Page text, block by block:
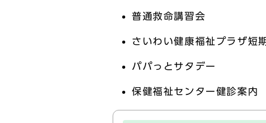
普通救命講習会
さいわい健康福祉プラザ短
パパっとサタデー
保健福祉センター健診案内